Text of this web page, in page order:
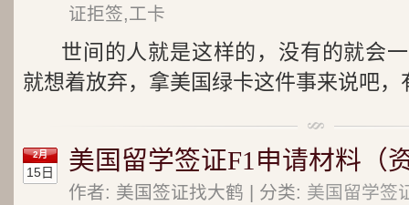
证拒签,工卡
世间的人就是这样的，没有的就会
就想着放弃，拿美国绿卡这件事来说吧
2月
15日 美国留学签证F1申请材料（
作者: 美国签证找大鹤 | 分类: 美国留学签